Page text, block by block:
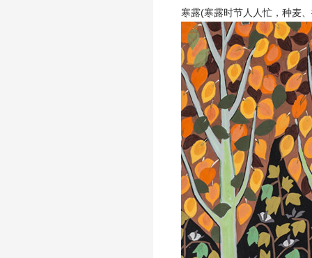
寒露(寒露时节人人忙，种